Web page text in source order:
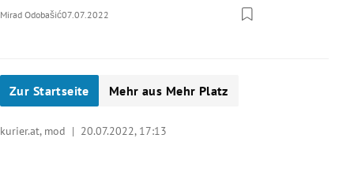
Mirad Odobašić07.07.2022
Zur Startseite Mehr aus Mehr Platz
kurier.at, mod | 20.07.2022, 17:13